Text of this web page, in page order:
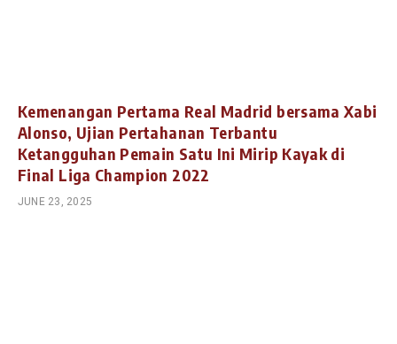
Kemenangan Pertama Real Madrid bersama Xabi
Alonso, Ujian Pertahanan Terbantu
Ketangguhan Pemain Satu Ini Mirip Kayak di
Final Liga Champion 2022
JUNE 23, 2025